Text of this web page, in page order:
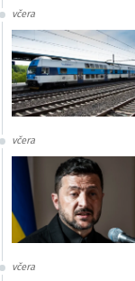
včera
včera
včera